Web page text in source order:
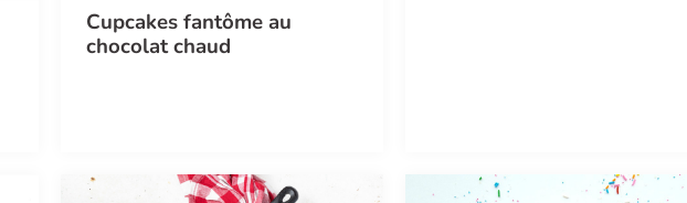
Cupcakes fantôme au
chocolat chaud